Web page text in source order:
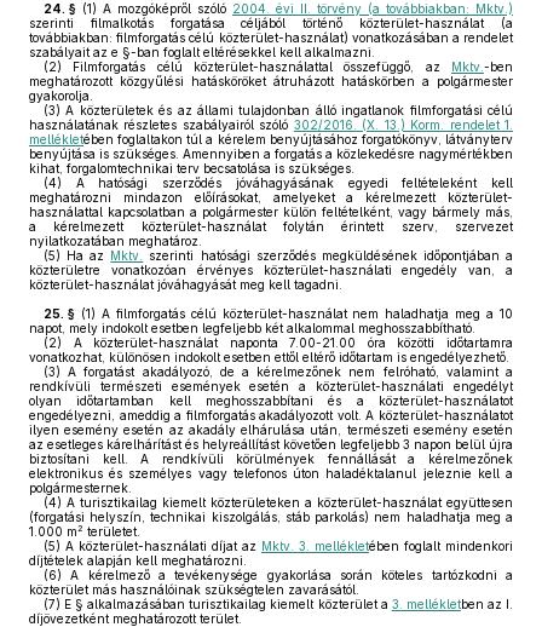
24. § (1) A mozgóképről szóló 2004. évi II. törvény (a továbbiakban: Mktv.)
szerinti filmalkotás forgatása céljából történő közterület-használat (a
továbbiakban: filmforgatás célú közterület-használat) vonatkozásában a rendelet
szabályait az e §-ban foglalt eltérésekkel kell alkalmazni.
(2) Filmforgatás célú közterület-használattal összefüggő, az Mktv. -ben
meghatározott közgyűlési hatásköröket átruházott hatáskörben a polgármester
gyakorolja.
(3) A közterületek és az állami tulajdonban álló ingatlanok filmforgatási célú
használatának részletes szabályairól szóló 302/2016. (X. 13.) Korm. rendelet 1.
mellékletében foglaltakon túl a kérelem benyújtásához forgatókönyv, látványterv
benyújtása is szükséges. Amennyiben a forgatás a közlekedésre nagymértékben
kihat, forgalomtechnikai terv becsatolása is szükséges.
(4) A hatósági szerződés jóváhagyásának egyedi feltételeként kell
meghatározni mindazon előírásokat, amelyeket a kérelmezett közterület-
használattal kapcsolatban a polgármester külön feltételként, vagy bármely más,
a kérelmezett közterület-használat folytán érintett szerv, szervezet
nyilatkozatában meghatároz.
(5) Ha az Mktv.
szerinti hatósági szerződés megküldésének időpontjában a
közterületre vonatkozóan érvényes közterület-használati engedély van, a
közterület-használat jóváhagyását meg kell tagadni.
25. § (1) A filmforgatás célú közterület-használat nem haladhatja meg a 10
napot, mely indokolt esetben legfeljebb két alkalommal meghosszabbítható.
(2) A közterület-használat naponta 7.00-21.00 óra közötti időtartamra
vonatkozhat, különösen indokolt esetben ettől eltérő időtartam is engedélyezhető.
(3) A forgatást akadályozó, de a kérelmezőnek nem felróható, valamint a
rendkívüli természeti események esetén a közterület-használati engedélyt
olyan időtartamban kell meghosszabbítani és a közterület-használatot
engedélyezni, ameddig a filmforgatás akadályozott volt. A közterület-használatot
ilyen esemény esetén az akadály elhárulása után, természeti esemény esetén
az esetleges kárelhárítást és helyreállítást követően legfeljebb 3 napon belül újra
biztosítani kell. A rendkívüli körülmények fennállását a kérelmezőnek
elektronikus és személyes vagy telefonos úton haladéktalanul jeleznie kell a
polgármesternek.
(4) A turisztikailag kiemelt közterületeken a közterület-használat együttesen
(forgatási helyszín, technikai kiszolgálás, stáb parkolás) nem haladhatja meg a
1.000 m2 területet.
(5) A közterület-használati díjat az Mktv. 3. mellékletében foglalt mindenkori
díjtételek alapján kell meghatározni.
(6) A kérelmező a tevékenysége gyakorlása során köteles tartózkodni a
közterület más használóinak szükségtelen zavarásától.
(7) E § alkalmazásában turisztikailag kiemelt közterület a 3. mellékletben az I.
díjövezetként meghatározott terület.